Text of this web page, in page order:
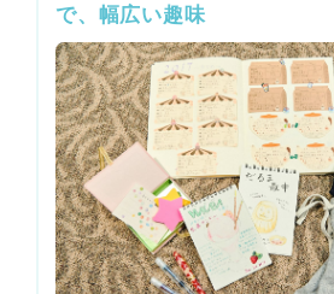
で、幅広い趣味